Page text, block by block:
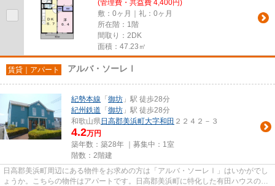
(管理費・共益費 4,400円)
敷：0ヶ月｜礼：0ヶ月
所在階：1階
間取り：2DK
面積：47.23㎡
賃貸｜アパート アルバ・ソーレⅠ
紀勢本線 「 御坊 」駅 徒歩28分
紀州鉄道 「 御坊 」駅 徒歩28分
和歌山県日高郡美浜町大字和田 ２２４２－３
4.2万円
築年数：築28年 ｜募集中： 1室
階数：2階建
日高郡美浜町周辺にある物件をお求めの方は「アルバ・ソーレⅠ」はいかがでし
ょうか。こちらの物件はアパートです。日高郡美浜町に特化した有田ハウスの物